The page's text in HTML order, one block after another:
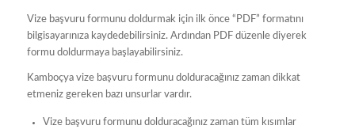
Vize başvuru formunu doldurmak için ilk önce “PDF” formatını
bilgisayarınıza kaydedebilirsiniz. Ardından PDF düzenle diyerek
formu doldurmaya başlayabilirsiniz.
Kamboçya vize başvuru formunu dolduracağınız zaman dikkat
etmeniz gereken bazı unsurlar vardır.
Vize başvuru formunu dolduracağınız zaman tüm kısımlar